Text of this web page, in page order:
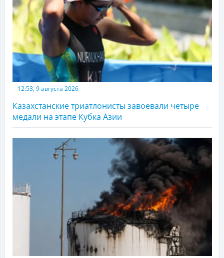
12:53, 9 августа 2026
Казахстанские триатлонисты завоевали четыре
медали на этапе Кубка Азии